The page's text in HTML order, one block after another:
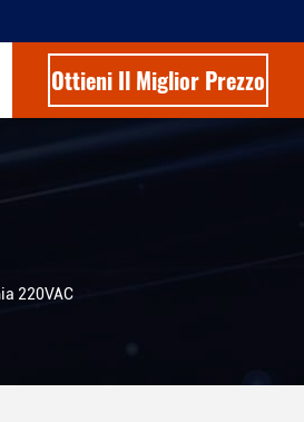
Ottieni Il Miglior Prezzo
220VAC